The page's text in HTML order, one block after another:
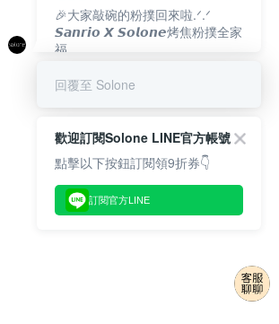
🎉大家敲碗的粉撲回來啦.ᐟ‪‪.ᐟ
𝙎𝙖𝙣𝙧𝙞𝙤 𝙓 𝙎𝙤𝙡𝙤𝙣𝙚烤焦粉撲全家
福
回覆至 Solone
歡迎訂閱Solone LINE官方帳號
點擊以下按鈕訂閱領9折券👇
訂閱官方LINE